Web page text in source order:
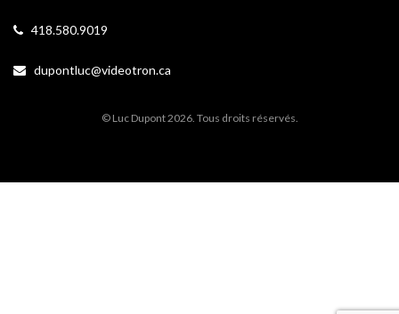
418.580.9019
dupontluc@videotron.ca
© Luc Dupont 2026. Tous droits réservés.